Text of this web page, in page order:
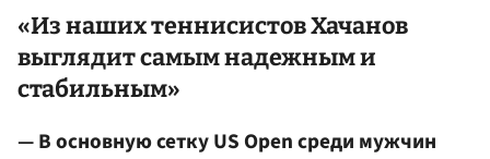
«Из наших теннисистов Хачанов
выглядит самым надежным и
стабильным»
— В основную сетку US Open среди мужчин